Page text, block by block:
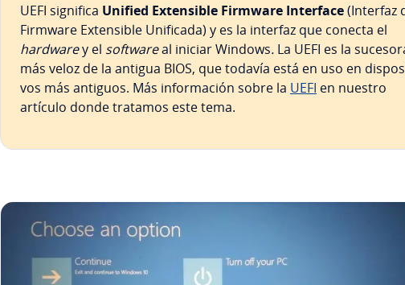
UEFI significa Unified Ex­te­n­si­ble Firmware Interface(Interfaz
Firmware Ex­te­n­si­ble Unificada) y es la interfaz que conecta el
hardwarey el softwareal iniciar Windows. La UEFI es la
más veloz de la antigua BIOS, que todavía está en uso en
vos más antiguos. Más in­fo­r­ma­ción sobre la UEFI en nuestro
artículo donde tratamos este tema.